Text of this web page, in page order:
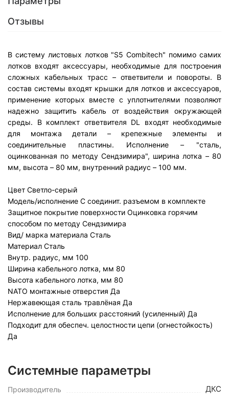
Отзывы
В систему листовых лотков "S5 Combitech" помимо самих
лотков входят аксессуары, необходимые для построения
сложных кабельных трасс – ответвители и повороты. В
состав системы входят крышки для лотков и аксессуаров,
применение которых вместе с уплотнителями позволяют
надежно защитить кабель от воздействия окружающей
среды. В комплект ответвителя DL входят необходимые
для монтажа детали – крепежные элементы и
соединительные пластины. Исполнение – "сталь,
оцинкованная по методу Сендзимира", ширина лотка – 80
мм, высота – 80 мм, внутренний радиус – 100 мм.
Цвет Светло-серый
Модель/исполнение С соединит. разъемом в комплекте
Защитное покрытие поверхности Оцинковка горячим
способом по методу Сендзимира
Вид/ марка материала Сталь
Материал Сталь
Внутр. радиус, мм 100
Ширина кабельного лотка, мм 80
Высота кабельного лотка, мм 80
NATO монтажные отверстия Да
Нержавеющая сталь травлёная Да
Исполнение для больших расстояний (усиленный) Да
Подходит для обеспеч. целостности цепи (огнестойкость)
Да
Системные параметры
Производитель ДКС